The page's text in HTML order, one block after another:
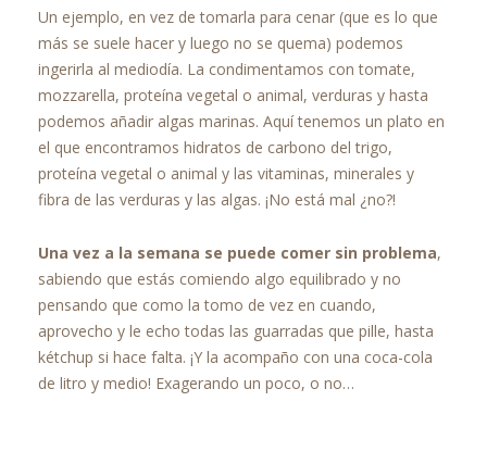
Un ejemplo, en vez de tomarla para cenar (que es lo que
más se suele hacer y luego no se quema) podemos
ingerirla al mediodía. La condimentamos con tomate,
mozzarella, proteína vegetal o animal, verduras y hasta
podemos añadir algas marinas. Aquí tenemos un plato en
el que encontramos hidratos de carbono del trigo,
proteína vegetal o animal y las vitaminas, minerales y
fibra de las verduras y las algas. ¡No está mal ¿no?!
Una vez a la semana se puede comer sin problema,
sabiendo que estás comiendo algo equilibrado y no
pensando que como la tomo de vez en cuando,
aprovecho y le echo todas las guarradas que pille, hasta
kétchup si hace falta. ¡Y la acompaño con una coca-cola
de litro y medio! Exagerando un poco, o no…